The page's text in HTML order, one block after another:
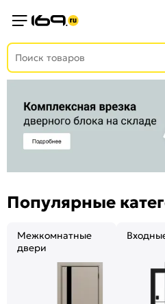
Популярные
Межкомнатные
двери